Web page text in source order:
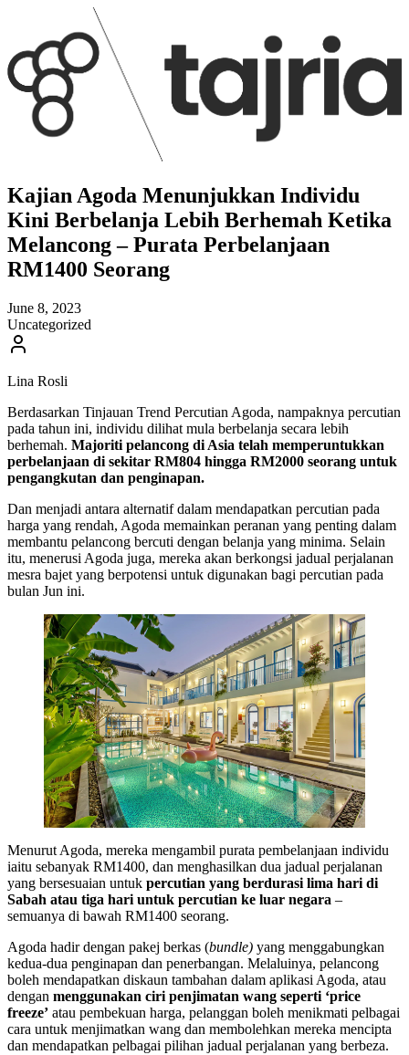
Kajian Agoda Menunjukkan Individu
Kini Berbelanja Lebih Berhemah Ketika
Melancong – Purata Perbelanjaan
RM1400 Seorang
June 8, 2023
Uncategorized
Lina Rosli
Berdasarkan Tinjauan Trend Percutian Agoda, nampaknya percutian
pada tahun ini, individu dilihat mula berbelanja secara lebih
berhemah. Majoriti pelancong di Asia telah memperuntukkan
perbelanjaan di sekitar RM804 hingga RM2000 seorang untuk
pengangkutan dan penginapan.
Dan menjadi antara alternatif dalam mendapatkan percutian pada
harga yang rendah, Agoda memainkan peranan yang penting dalam
membantu pelancong bercuti dengan belanja yang minima. Selain
itu, menerusi Agoda juga, mereka akan berkongsi jadual perjalanan
mesra bajet yang berpotensi untuk digunakan bagi percutian pada
bulan Jun ini.
Menurut Agoda, mereka mengambil purata pembelanjaan individu
iaitu sebanyak RM1400, dan menghasilkan dua jadual perjalanan
yang bersesuaian untuk percutian yang berdurasi lima hari di
Sabah atau tiga hari untuk percutian ke luar negara –
semuanya di bawah RM1400 seorang.
Agoda hadir dengan pakej berkas (bundle) yang menggabungkan
kedua-dua penginapan dan penerbangan. Melaluinya, pelancong
boleh mendapatkan diskaun tambahan dalam aplikasi Agoda, atau
dengan menggunakan ciri penjimatan wang seperti ‘price
freeze’ atau pembekuan harga, pelanggan boleh menikmati pelbagai
cara untuk menjimatkan wang dan membolehkan mereka mencipta
dan mendapatkan pelbagai pilihan jadual perjalanan yang berbeza.